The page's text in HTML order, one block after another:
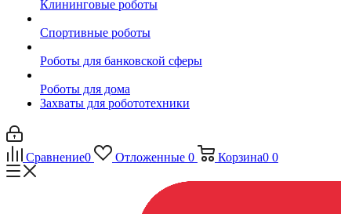
Клининговые роботы
Спортивные роботы
Роботы для банковской сферы
Роботы для дома
Захваты для робототехники
Сравнение0 Отложенные 0 Корзина0 0